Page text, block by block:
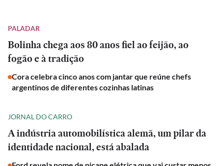
PALADAR
Bolinha chega aos 80 anos fiel ao feijão, ao
fogão e à tradição
Cora celebra cinco anos com jantar que reúne chefs
argentinos de diferentes cozinhas latinas
JORNAL DO CARRO
A indústria automobilística alemã, um pilar da
identidade nacional, está abalada